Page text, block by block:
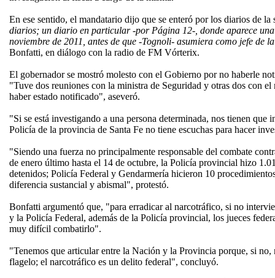
En ese sentido, el mandatario dijo que se enteró por los diarios de
diarios; un diario en particular -por Página 12-, donde aparece una
noviembre de 2011, antes de que -Tognoli- asumiera como jefe de
Bonfatti, en diálogo con la radio de FM Vórterix.
El gobernador se mostró molesto con el Gobierno por no haberle
"Tuve dos reuniones con la ministra de Seguridad y otras dos con
haber estado notificado", aseveró.
"Si se está investigando a una persona determinada, nos tienen que
Policía de la provincia de Santa Fe no tiene escuchas para hacer
"Siendo una fuerza no principalmente responsable del combate
de enero último hasta el 14 de octubre, la Policía provincial hizo
detenidos; Policía Federal y Gendarmería hicieron 10
diferencia sustancial y abismal", protestó.
Bonfatti argumentó que, "para erradicar al narcotráfico, si no
y la Policía Federal, además de la Policía provincial, los jueces
muy difícil combatirlo".
"Tenemos que articular entre la Nación y la Provincia porque, si
flagelo; el narcotráfico es un delito federal", concluyó.